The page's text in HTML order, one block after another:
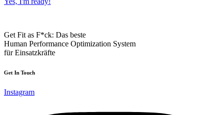
Get Fit as F*ck: Das beste
Human Performance Optimization System
für Einsatzkräfte
Get In Touch
Instagram